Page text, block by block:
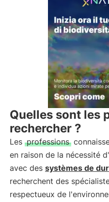
Quelles sont les
rechercher ?
Les professions
en raison de la nécessité
avec des systèmes de
recherchent des
respectueux de